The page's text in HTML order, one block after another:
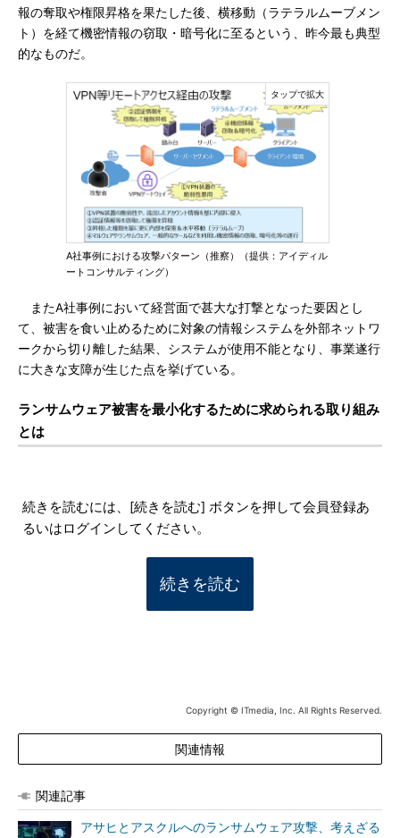
報の奪取や権限昇格を果たした後、横移動（ラテラルムーブメン
ト）を経て機密情報の窃取・暗号化に至るという、昨今最も典型
的なものだ。
A社事例における攻撃パターン（推察）（提供：アイディル
ートコンサルティング）
またA社事例において経営面で甚大な打撃となった要因とし
て、被害を食い止めるために対象の情報システムを外部ネットワ
ークから切り離した結果、システムが使用不能となり、事業遂行
に大きな支障が生じた点を挙げている。
ランサムウェア被害を最小化するために求められる取り組み
とは
続きを読むには、[続きを読む] ボタンを押して会員登録あ
るいはログインしてください。
続きを読む
Copyright © ITmedia, Inc. All Rights Reserved.
関連情報
関連記事
アサヒとアスクルへのランサムウェア攻撃、考えざる